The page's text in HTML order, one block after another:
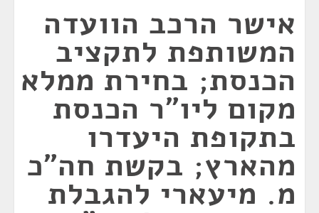
אישר הרכב הוועדה
המשותפת לתקציב
הכנסת; בחירת ממלא
מקום ליו"ר הכנסת
בתקופת היעדרו
מהארץ; בקשת חה"כ
מ. מיעארי להגבלת